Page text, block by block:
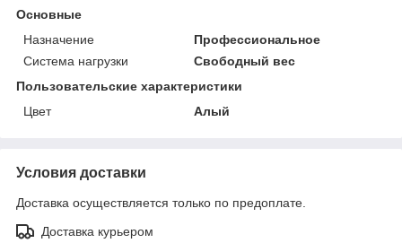
Основные
Назначение
Профессиональное
Система нагрузки
Свободный вес
Пользовательские характеристики
Цвет
Алый
Условия доставки
Доставка осуществляется только по предоплате.
Доставка курьером